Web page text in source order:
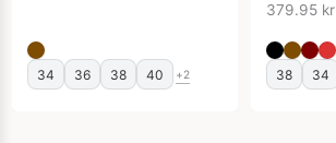
34 36 38 40 +2
379.95 kr
38 34